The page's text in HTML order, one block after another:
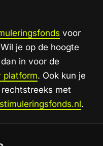
voor
je op de hoogte
in voor de
platform. Ook kun je
met
.